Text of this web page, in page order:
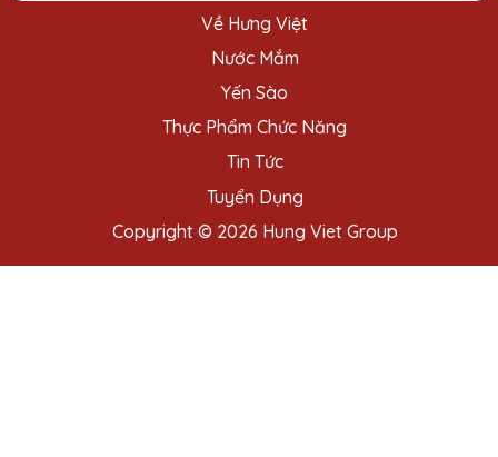
Về Hưng Việt
Nước Mắm
Yến Sào
Thực Phẩm Chức Năng
Tin Tức
Tuyển Dụng
Copyright © 2026 Hung Viet Group